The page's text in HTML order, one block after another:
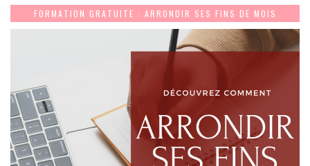
FORMATION GRATUITE : ARRONDIR SES FINS DE MOIS